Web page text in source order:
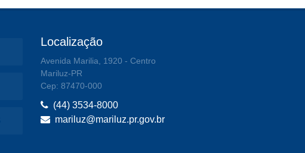
Localização
Avenida Marilia, 1920 - Centro
Mariluz-PR
Cep: 87470-000
(44) 3534-8000
mariluz@mariluz.pr.gov.br